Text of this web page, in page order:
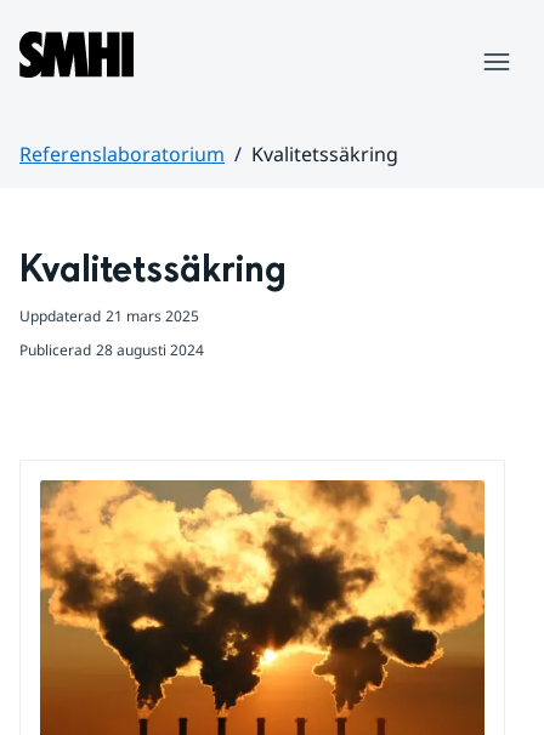
Hoppa till sidans innehåll
Referenslaboratorium
Kvalitetssäkring
Kvalitetssäkring
Uppdaterad 21 mars 2025
Publicerad 28 augusti 2024